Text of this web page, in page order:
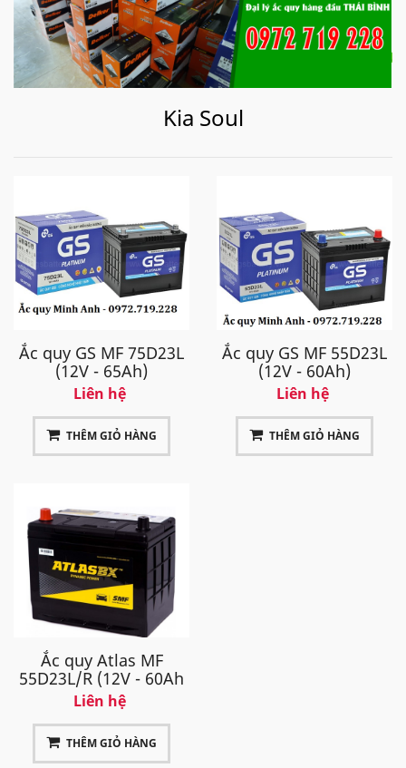
Kia Soul
Ắc quy GS MF 75D23L
(12V - 65Ah)
Liên hệ
THÊM GIỎ HÀNG
Ắc quy GS MF 55D23L
(12V - 60Ah)
Liên hệ
THÊM GIỎ HÀNG
Ắc quy Atlas MF
55D23L/R (12V - 60Ah
Liên hệ
THÊM GIỎ HÀNG